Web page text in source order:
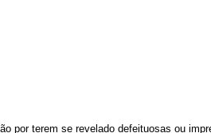
por terem se revelado defeituosas ou